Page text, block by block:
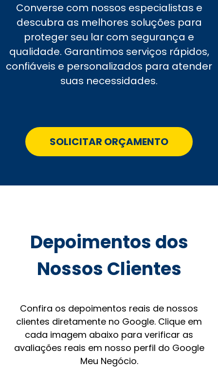
Converse com nossos especialistas e
descubra as melhores soluções para
proteger seu lar com segurança e
qualidade. Garantimos serviços rápidos,
confiáveis e personalizados para atender
suas necessidades.
SOLICITAR ORÇAMENTO
Depoimentos dos
Nossos Clientes
Confira os depoimentos reais de nossos
clientes diretamente no Google. Clique em
cada imagem abaixo para verificar as
avaliações reais em nosso perfil do Google
Meu Negócio.